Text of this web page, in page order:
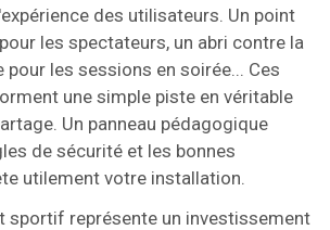
des utilisateurs. Un point
les spectateurs, un abri contre la
pour les sessions en soirée... Ces
une simple piste en véritable
Un panneau pédagogique
de sécurité et les bonnes
utilement votre installation.
sportif représente un investissement